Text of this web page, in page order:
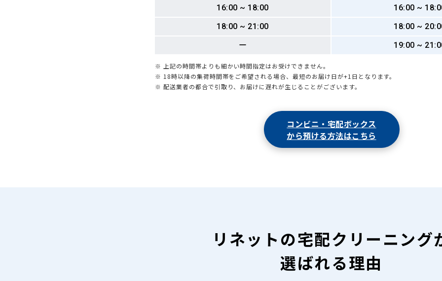
16:00 ~ 18:00
16:00 ~
18:00 ~ 21:00
18:00 ~
ー
19:00 ~
※ 上記の時間帯よりも細かい時間指定はお受けできません。
※ 18時以降の集荷時間帯をご希望される場合、最短のお届け日が+1日となります。
※ 配送業者の都合で引取り、お届けに遅れが生じることがございます。
コンビニ・宅配ボックス
から預ける方法はこちら
リネットの宅配クリーニング
選ばれる理由